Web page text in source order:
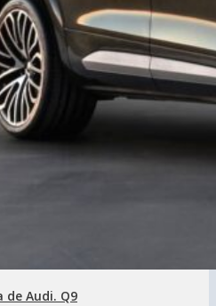
de Audi. Q9